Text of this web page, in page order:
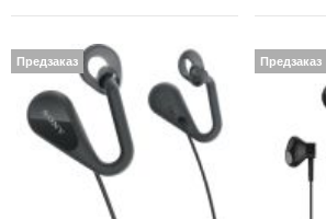
Предзаказ Предзаказ